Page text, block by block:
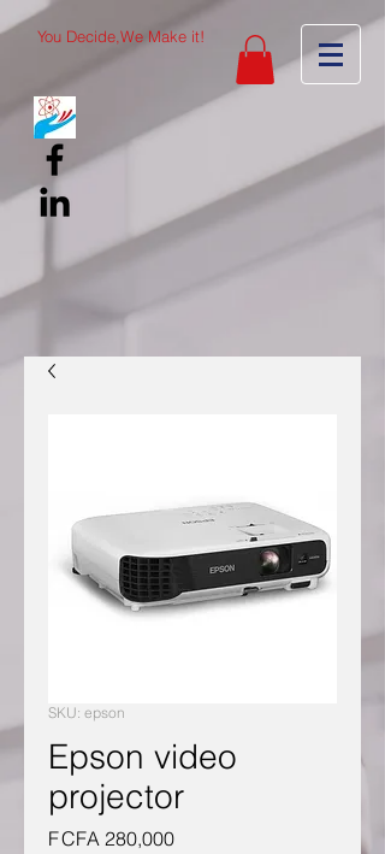
You Decide,We Make it!
SKU: epson
Epson video
projector
F CFA 280,000Price